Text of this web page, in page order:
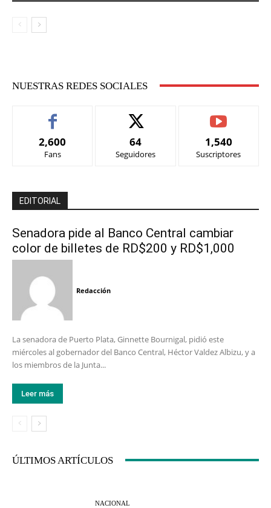
NUESTRAS REDES SOCIALES
2,600
Fans
64
Seguidores
1,540
Suscriptores
EDITORIAL
Senadora pide al Banco Central cambiar
color de billetes de RD$200 y RD$1,000
Redacción
La senadora de Puerto Plata, Ginnette Bournigal, pidió este
miércoles al gobernador del Banco Central, Héctor Valdez Albizu, y a
los miembros de la Junta...
Leer más
ÚLTIMOS ARTÍCULOS
NACIONAL